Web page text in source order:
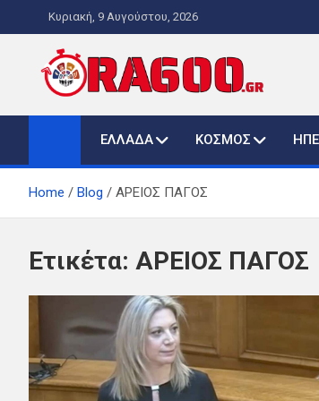
to
Κυριακή, 9 Αυγούστου, 2026
ORA600.GR
Η ΑΛΗΘΙΝΗ ΩΡΑ ΕΝΗΜΕΡΩΣΗΣ
ΕΛΛΑΔΑ
ΚΟΣΜΟΣ
Home Blog ΑΡΕΙΟΣ ΠΑΓΟΣ
Ετικέτα: ΑΡΕΙΟΣ ΠΑΓΟΣ